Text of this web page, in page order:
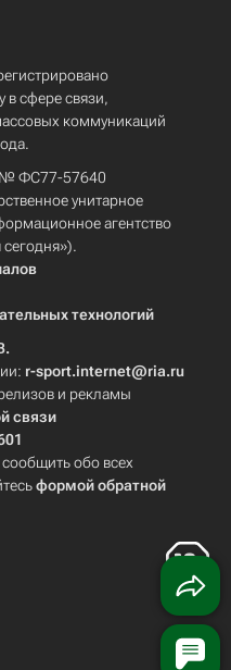
в сфере связи,
коммуникаций
№ ФС77-57640
унитарное
агентство
технологий
r-sport.internet@ria.ru
и рекламы
связи
обо всех
формой обратной